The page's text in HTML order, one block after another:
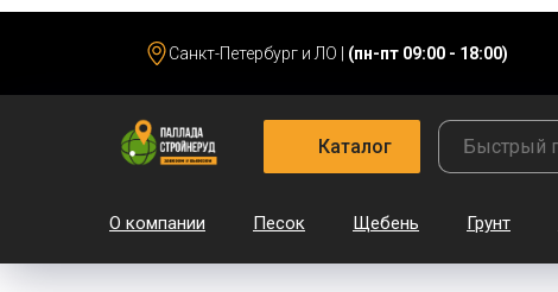
Санкт-Петербург и ЛО | (пн-пт 09:00 - 18:00)
Каталог
О компании Песок Щебень Грунт